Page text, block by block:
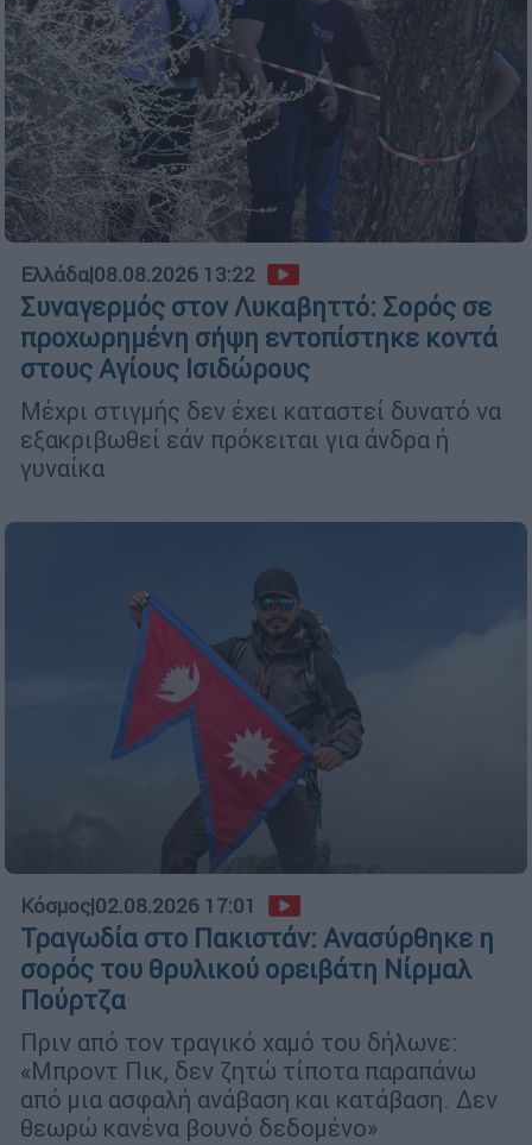
Ελλάδα|08.08.2026 13:22
Συναγερμός στον Λυκαβηττό: Σορός σε
προχωρημένη σήψη εντοπίστηκε κοντά
στους Αγίους Ισιδώρους
Μέχρι στιγμής δεν έχει καταστεί δυνατό να
εξακριβωθεί εάν πρόκειται για άνδρα ή
γυναίκα
Κόσμος|02.08.2026 17:01
Τραγωδία στο Πακιστάν: Ανασύρθηκε η
σορός του θρυλικού ορειβάτη Νίρμαλ
Πούρτζα
Πριν από τον τραγικό χαμό του δήλωνε:
«Μπροντ Πικ, δεν ζητώ τίποτα παραπάνω
από μια ασφαλή ανάβαση και κατάβαση. Δεν
θεωρώ κανένα βουνό δεδομένο»